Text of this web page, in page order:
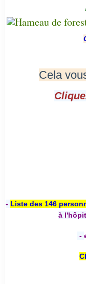
Cela
- Liste des 146
à
-